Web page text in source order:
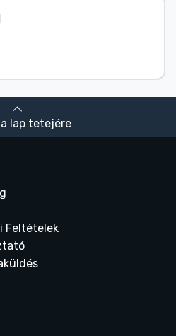
lap tetejére
Feltételek